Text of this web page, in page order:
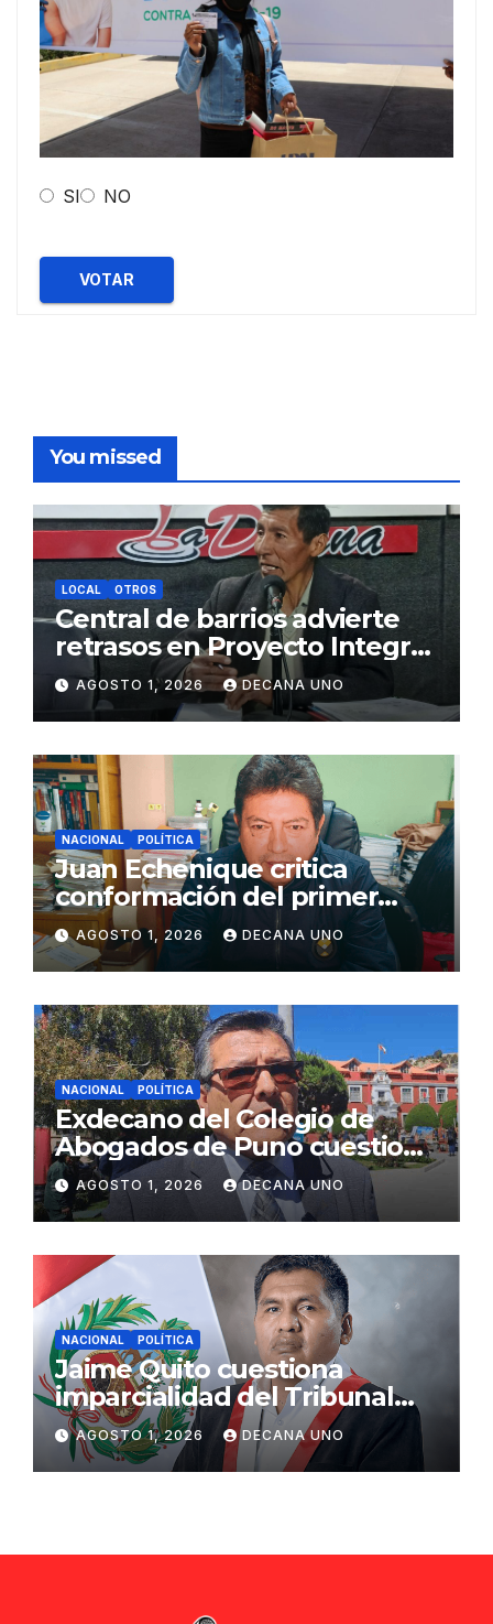
SI NO
VOTAR
You missed
LOCAL OTROS
Central de barrios advierte
retrasos en Proyecto Integral
de Agua y Alcantarillado para
Juliaca
AGOSTO 1, 2026 DECANA UNO
NACIONAL POLÍTICA
Juan Echenique critica
conformación del primer
gabinete ministerial de Keiko
Fujimori
AGOSTO 1, 2026 DECANA UNO
NACIONAL POLÍTICA
Exdecano del Colegio de
Abogados de Puno cuestiona
propuestas sobre seguridad
ciudadana
AGOSTO 1, 2026 DECANA UNO
NACIONAL POLÍTICA
Jaime Quito cuestiona
imparcialidad del Tribunal
Constitucional tras liberación
de Ollanta Humala
AGOSTO 1, 2026 DECANA UNO